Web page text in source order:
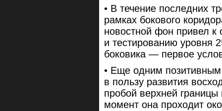
• В течение последних
рамках бокового
новостной фон привел к
и тестированию уровня
боковика — первое
• Еще одним позитивным
в пользу развития
пробой верхней
момент она проходит